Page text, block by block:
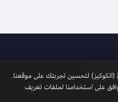
نيوز
(الكوكيز) لتحسين تجربتك على موقعنا.
على استخدامنا لملفات تعريف